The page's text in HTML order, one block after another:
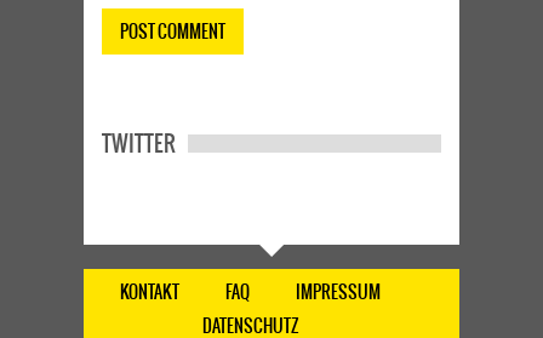
TWITTER
KONTAKT FAQ
IMPRESSUM
DATENSCHUTZ